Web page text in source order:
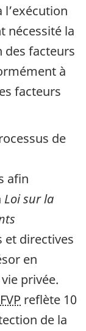
nécessité la
des facteurs
à
facteurs
de
afin
Loi sur la
et directives
en
privée.
reflète 10
de la